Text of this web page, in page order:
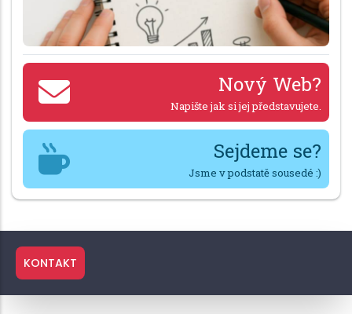
Nový Web?
Napište jak si jej představujete.
Sejdeme se?
Jsme v podstatě sousedé :)
KONTAKT